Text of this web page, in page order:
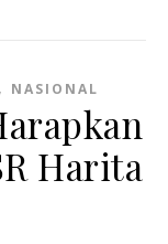
, NASIONAL
Harita